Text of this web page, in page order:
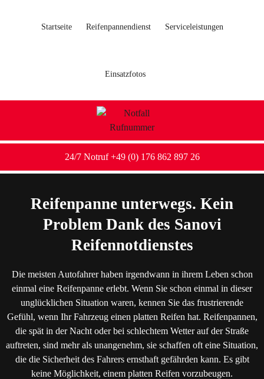
Startseite Reifenpannendienst Serviceleistungen
Einsatzfotos
24/7 Notruf +49 (0) 176 862 897 26
Reifenpanne unterwegs. Kein
Problem Dank des Sanovi
Reifennotdienstes
Die meisten Autofahrer haben irgendwann in ihrem Leben schon
einmal eine Reifenpanne erlebt. Wenn Sie schon einmal in dieser
unglücklichen Situation waren, kennen Sie das frustrierende
Gefühl, wenn Ihr Fahrzeug einen platten Reifen hat. Reifenpannen,
die spät in der Nacht oder bei schlechtem Wetter auf der Straße
auftreten, sind mehr als unangenehm, sie schaffen oft eine Situation,
die die Sicherheit des Fahrers ernsthaft gefährden kann. Es gibt
keine Möglichkeit, einem platten Reifen vorzubeugen.